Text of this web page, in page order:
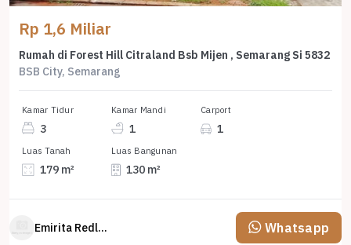
Rp 1,6 Miliar
Rumah di Forest Hill Citraland Bsb Mijen , Semarang Si 5832
BSB City, Semarang
Kamar Tidur
3
Kamar Mandi
1
Carport
1
Luas Tanah
179 m²
Luas Bangunan
130 m²
Emirita Redland Whatsapp